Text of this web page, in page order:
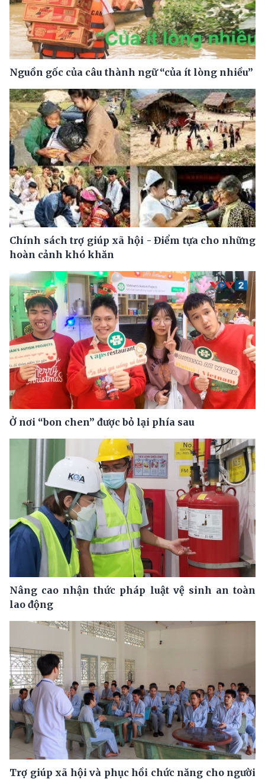
Nguồn gốc của câu thành ngữ “của ít lòng nhiều”
Chính sách trợ giúp xã hội - Điểm tựa cho những
hoàn cảnh khó khăn
Ở nơi “bon chen” được bỏ lại phía sau
Nâng cao nhận thức pháp luật vệ sinh an toàn
lao động
Trợ giúp xã hội và phục hồi chức năng cho người